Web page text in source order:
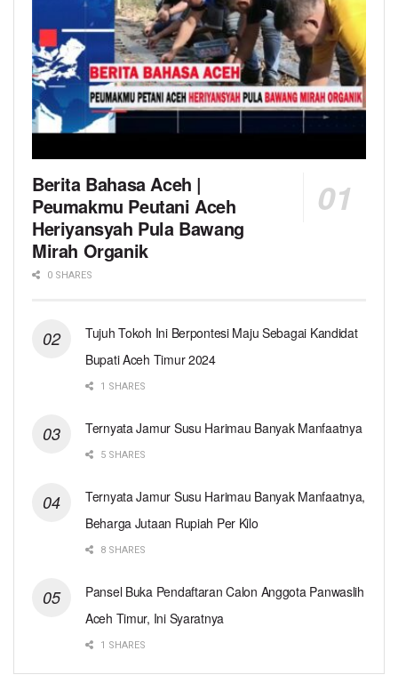
Berita Bahasa Aceh |
Peumakmu Peutani Aceh
Heriyansyah Pula Bawang
Mirah Organik
0 SHARES
Tujuh Tokoh Ini Berpontesi Maju Sebagai Kandidat
Bupati Aceh Timur 2024
1 SHARES
Ternyata Jamur Susu Harimau Banyak Manfaatnya
5 SHARES
Ternyata Jamur Susu Harimau Banyak Manfaatnya,
Beharga Jutaan Rupiah Per Kilo
8 SHARES
Pansel Buka Pendaftaran Calon Anggota Panwaslih
Aceh Timur, Ini Syaratnya
1 SHARES